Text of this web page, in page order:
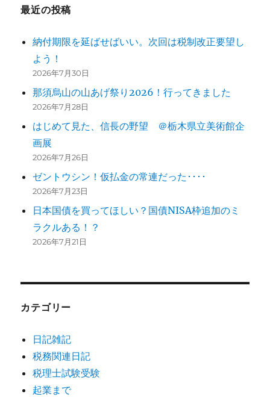
ー
シ
ョ
ン
最近の投稿
納付期限を延ばせばいい。次回は税制改正要望し
よう！
2026年7月30日
那須烏山の山あげ祭り2026！行ってきました
2026年7月28日
はじめて見た、信長の野望 ＠栃木県立美術館企
画展
2026年7月26日
ゼントウシン！仮払金の常連だった････
2026年7月23日
日本国債を買ってほしい？国債NISA枠追加のミ
ラクルある！？
2026年7月21日
カテゴリー
日記雑記
税務関連日記
税理士試験受験
起業まで